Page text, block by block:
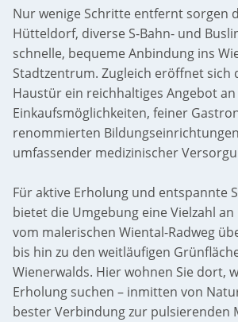
Nur wenige Schritte entfernt sorgen
Hütteldorf, diverse S-Bahn- und
schnelle, bequeme Anbindung ins
Stadtzentrum. Zugleich eröffnet sich
Haustür ein reichhaltiges Angebot
Einkaufsmöglichkeiten, feiner
renommierten
umfassender medizinischer
Für aktive Erholung und entspannte
bietet die Umgebung eine Vielzahl
vom malerischen Wiental-Radweg
bis hin zu den weitläufigen
Wienerwalds. Hier wohnen Sie dort,
Erholung suchen – inmitten von
bester Verbindung zur pulsierenden